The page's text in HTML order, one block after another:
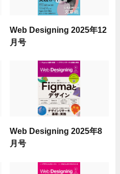
Web Designing 2025年12
月号
Web Designing 2025年8
月号